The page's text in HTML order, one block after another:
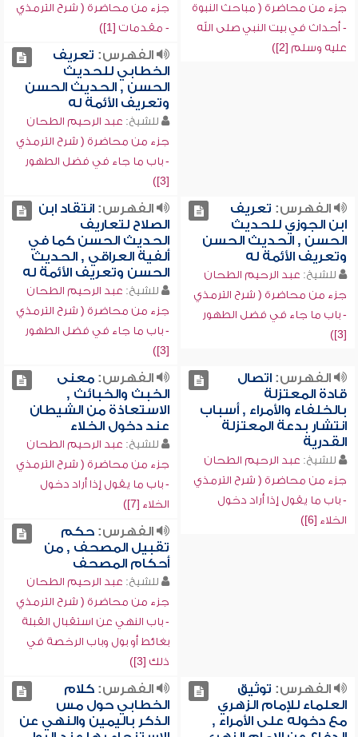
جزء من محاضرة ( مباحث النبوة
- أحداث في بيت النبي صلى الله
عليه وسلم [2])
جزء من محاضرة ( شرح الترمذي
- مقدمات [1])
الفهرس: تعريف
الخطابي للحديث
الحسن , الحديث الحسن
وتعريف الأئمة له
للشيخ: عبد الرحيم الطحان
جزء من محاضرة ( شرح الترمذي
- باب ما جاء في فضل الطهور
[3])
الفهرس: تعريف
ابن الجوزي للحديث
الحسن , الحديث الحسن
وتعريف الأئمة له
للشيخ: عبد الرحيم الطحان
جزء من محاضرة ( شرح الترمذي
- باب ما جاء في فضل الطهور
[3])
الفهرس:انتقاد ابن
الصلاح لتعاريف
الحديث الحسن كما في
ألفية العراقي , الحديث
الحسن وتعريف الأئمة له
للشيخ: عبد الرحيم الطحان
جزء من محاضرة ( شرح الترمذي
- باب ما جاء في فضل الطهور
[3])
الفهرس:اتصال
قادة المعتزلة
بالخلفاء والأمراء , أسباب
انتشار بدعة المعتزلة
القدرية
للشيخ: عبد الرحيم الطحان
جزء من محاضرة ( شرح الترمذي
- باب ما يقول إذا أراد دخول
الخلاء [6])
الفهرس:معنى
الخبث والخبائث ,
الاستعاذة من الشيطان
عند دخول الخلاء
للشيخ: عبد الرحيم الطحان
جزء من محاضرة ( شرح الترمذي
- باب ما يقول إذا أراد دخول
الخلاء [7])
الفهرس:حكم
تقبيل المصحف , من
أحكام المصحف
للشيخ: عبد الرحيم الطحان
جزء من محاضرة ( شرح الترمذي
- باب النهي عن استقبال القبلة
بغائط أو بول وباب الرخصة في
ذلك [3])
الفهرس: توثيق
العلماء للإمام الزهري
مع دخوله على الأمراء ,
الفهرس:كلام
الخطابي حول مس
الذكر باليمين والنهي عن